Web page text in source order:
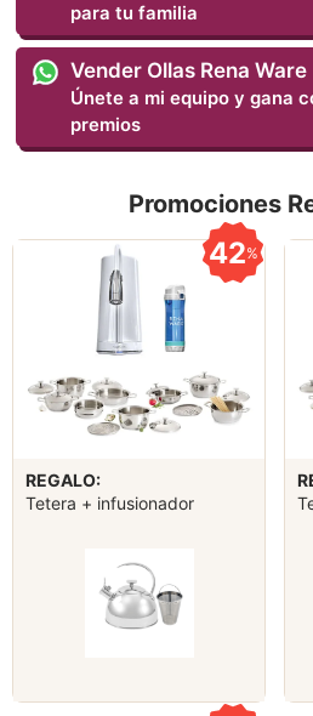
para tu familia
Vender Ollas Rena Ware
Únete a mi equipo y gana
premios
Promociones
42%
REGALO:
Tetera + infusionador